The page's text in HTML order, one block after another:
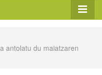
antolatu du maiatzaren